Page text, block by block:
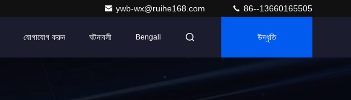
ywb-wx@ruihe168.com 86--13660165505
যোগাযোগ করুন ঘটনাবলী Bengali উদ্ধৃতি